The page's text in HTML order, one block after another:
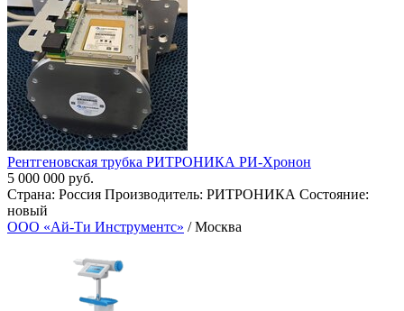
Рентгеновская трубка РИТРОНИКА РИ-Хронон
5 000 000 руб.
Страна: Россия Производитель: РИТРОНИКА Состояние:
новый
ООО «Ай-Ти Инструментс» / Москва